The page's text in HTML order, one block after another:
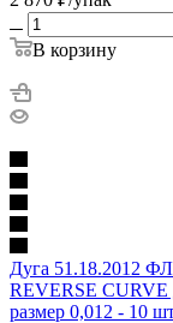
В корзину
Дуга 51.18.2012
REVERSE CURVE
размер 0,012 - 10